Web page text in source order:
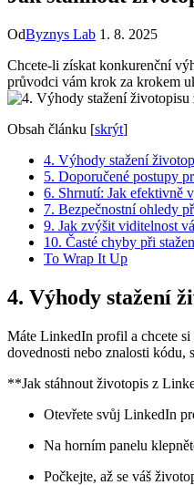
OdByznys Lab 1. 8. 2025
Chcete-li získat konkurenční
průvodci vám krok za krokem
Obsah článku [skrýt]
4. Výhody stažení
5. Doporučené postupy
6. Shrnutí: Jak efektivně
7. Bezpečnostní ohledy
9. Jak zvýšit viditelnost
10. Časté chyby při
To Wrap It Up
4. Výhody stažení
Máte LinkedIn profil a chcete
dovednosti nebo znalosti kódu,
**Jak stáhnout životopis z
Otevřete svůj LinkedIn
Na horním panelu
Počkejte, až se váš